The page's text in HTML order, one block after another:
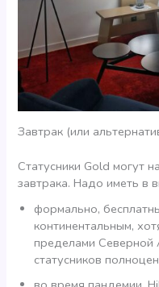
Завтрак (или
Статусники Gold могут
завтрака. Надо иметь в
формально,
континентальным,
пределами Северной
статусников